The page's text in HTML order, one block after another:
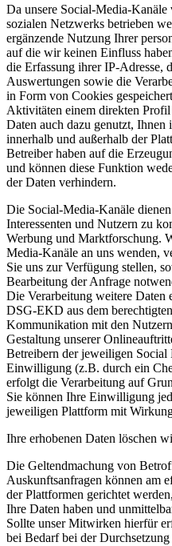
Da unsere Social-Media-
sozialen Netzwerks betrieben
ergänzende Nutzung Ihrer
auf die wir keinen Einfluss
die Erfassung ihrer IP-Adresse,
Auswertungen sowie die
in Form von Cookies
Aktivitäten einem direkten
Daten auch dazu genutzt, Ihnen
innerhalb und außerhalb der
Betreiber haben auf die
und können diese Funktion
der Daten verhindern.
Die Social-Media-Kanäle
Interessenten und Nutzern zu
Werbung und Marktforschung.
Media-Kanäle an uns wenden,
Sie uns zur Verfügung stellen,
Bearbeitung der Anfrage
Die Verarbeitung weitere Daten
DSG-EKD aus dem
Kommunikation mit den
Gestaltung unserer
Betreibern der jeweiligen
Einwilligung (z.B. durch ein
erfolgt die Verarbeitung auf
Sie können Ihre Einwilligung
jeweiligen Plattform mit
Ihre erhobenen Daten löschen
Die Geltendmachung von
Auskunftsanfragen können am
der Plattformen gerichtet
Ihre Daten haben und
Sollte unser Mitwirken hierfür
bei Bedarf bei der